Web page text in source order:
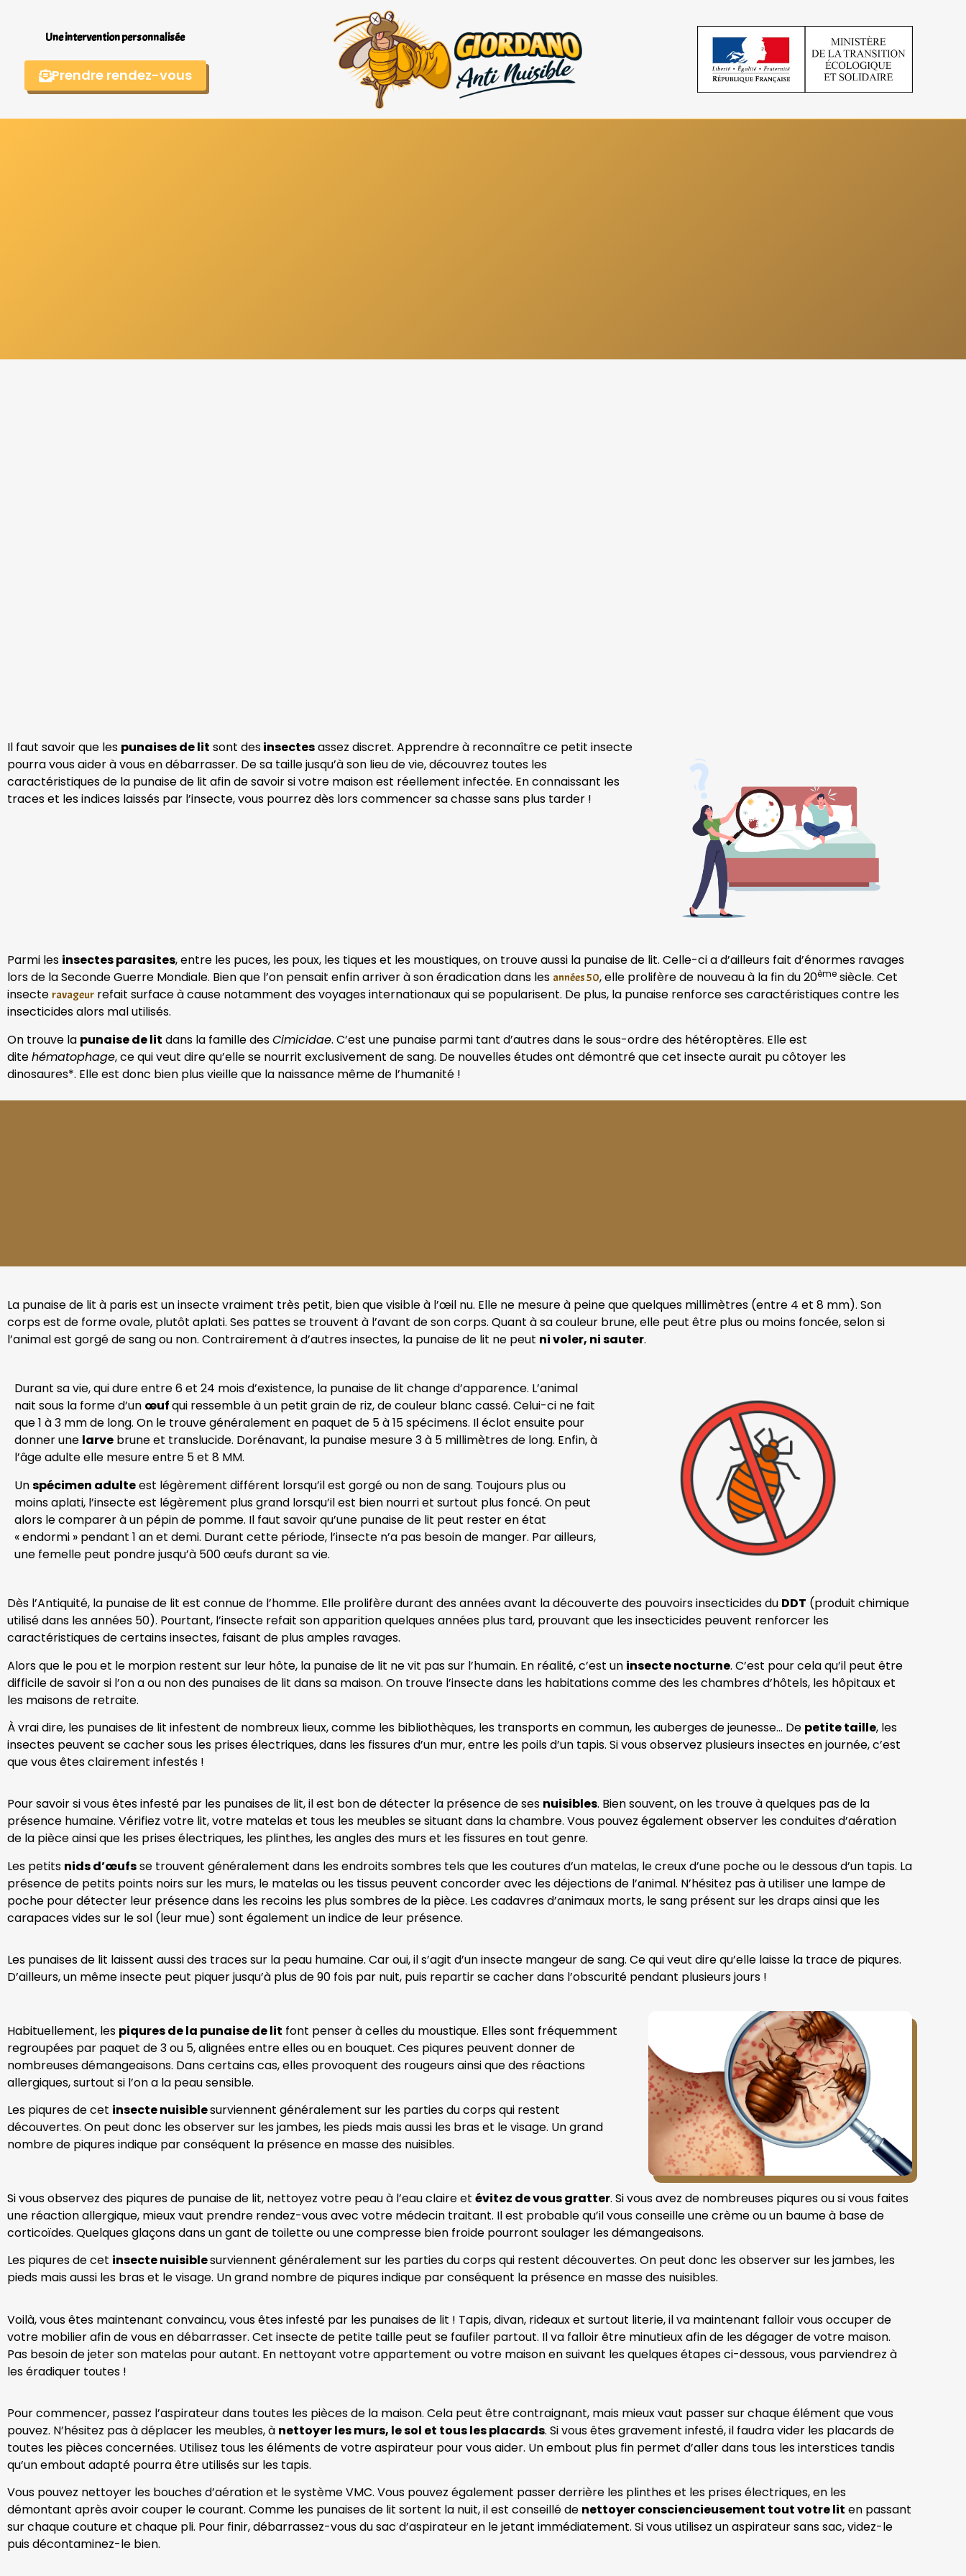
Une intervention personnalisée
Prendre rendez-vous
Il faut savoir que les punaises de lit sont desinsectesassez discret. Apprendre à reconnaître ce petit insecte
pourra vous aider à vous en débarrasser. De sa taille jusqu’à son lieu de vie, découvrez toutes les
caractéristiques de la punaise de lit afin de savoir si votre maison est réellement infectée. En connaissant les
traces et les indices laissés par l’insecte, vous pourrez dès lors commencer sa chasse sans plus tarder !
Parmi les insectes parasites, entre les puces, les poux, les tiques et les moustiques, on trouve aussi la punaise de lit. Celle-ci a d’ailleurs fait d’énormes ravages
lors de la Seconde Guerre Mondiale. Bien que l’on pensait enfin arriver à son éradication dans les années 50, elle prolifère de nouveau à la fin du 20ème siècle. Cet
insecte ravageur refait surface à cause notamment des voyages internationaux qui se popularisent. De plus, la punaise renforce ses caractéristiques contre les
insecticides alors mal utilisés.
On trouve la punaise de lit dans la famille desCimicidae. C’est une punaise parmi tant d’autres dans le sous-ordre des hétéroptères. Elle est
ditehématophage, ce qui veut dire qu’elle se nourrit exclusivement de sang. De nouvelles études ont démontré que cet insecte aurait pu côtoyer les
dinosaures*. Elle est donc bien plus vieille que la naissance même de l’humanité !
La punaise de lit à paris est un insecte vraiment très petit, bien que visible à l’œil nu. Elle ne mesure à peine que quelques millimètres (entre 4 et 8 mm). Son
corps est de forme ovale, plutôt aplati. Ses pattes se trouvent à l’avant de son corps. Quant à sa couleur brune, elle peut être plus ou moins foncée, selon si
l’animal est gorgé de sang ou non. Contrairement à d’autres insectes, la punaise de lit ne peut ni voler, ni sauter.
Durant sa vie, qui dure entre 6 et 24 mois d’existence, la punaise de lit change d’apparence. L’animal
nait sous la forme d’un œufqui ressemble à un petit grain de riz, de couleur blanc cassé. Celui-ci ne fait
que 1 à 3 mm de long. On le trouve généralement en paquet de 5 à 15 spécimens. Il éclot ensuite pour
donner une larve brune et translucide. Dorénavant, la punaise mesure 3 à 5 millimètres de long. Enfin, à
l’âge adulte elle mesure entre 5 et 8 MM.
Unspécimen adulteest légèrement différent lorsqu’il est gorgé ou non de sang. Toujours plus ou
moins aplati, l’insecte est légèrement plus grand lorsqu’il est bien nourri et surtout plus foncé. On peut
alors le comparer à un pépin de pomme. Il faut savoir qu’une punaise de lit peut rester en état
« endormi » pendant 1 an et demi. Durant cette période, l’insecte n’a pas besoin de manger. Par ailleurs,
une femelle peut pondre jusqu’à 500 œufs durant sa vie.
Dès l’Antiquité, la punaise de lit est connue de l’homme. Elle prolifère durant des années avant la découverte des pouvoirs insecticides du DDT (produit chimique
utilisé dans les années 50). Pourtant, l’insecte refait son apparition quelques années plus tard, prouvant que les insecticides peuvent renforcer les
caractéristiques de certains insectes, faisant de plus amples ravages.
Alors que le pou et le morpion restent sur leur hôte, la punaise de lit ne vit pas sur l’humain. En réalité, c’est un insecte nocturne. C’est pour cela qu’il peut être
difficile de savoir si l’on a ou non des punaises de lit dans sa maison. On trouve l’insecte dans les habitations comme des les chambres d’hôtels, les hôpitaux et
les maisons de retraite.
À vrai dire, les punaises de lit infestent de nombreux lieux, comme les bibliothèques, les transports en commun, les auberges de jeunesse… De petite taille, les
insectes peuvent se cacher sous les prises électriques, dans les fissures d’un mur, entre les poils d’un tapis. Si vous observez plusieurs insectes en journée, c’est
que vous êtes clairement infestés !
Pour savoir si vous êtes infesté par les punaises de lit, il est bon de détecter la présence de ses nuisibles. Bien souvent, on les trouve à quelques pas de la
présence humaine. Vérifiez votre lit, votre matelas et tous les meubles se situant dans la chambre. Vous pouvez également observer les conduites d’aération
de la pièce ainsi que les prises électriques, les plinthes, les angles des murs et les fissures en tout genre.
Les petits nids d’œufsse trouvent généralement dans les endroits sombres tels que les coutures d’un matelas, le creux d’une poche ou le dessous d’un tapis. La
présence de petits points noirs sur les murs, le matelas ou les tissus peuvent concorder avec les déjections de l’animal. N’hésitez pas à utiliser une lampe de
poche pour détecter leur présence dans les recoins les plus sombres de la pièce. Les cadavres d’animaux morts, le sang présent sur les draps ainsi que les
carapaces vides sur le sol (leur mue) sont également un indice de leur présence.
Les punaises de lit laissent aussi des traces sur la peau humaine. Car oui, il s’agit d’un insecte mangeur de sang. Ce qui veut dire qu’elle laisse la trace de piqures.
D’ailleurs, un même insecte peut piquer jusqu’à plus de 90 fois par nuit, puis repartir se cacher dans l’obscurité pendant plusieurs jours !
Habituellement, les piqures de la punaise de lit font penser à celles du moustique. Elles sont fréquemment
regroupées par paquet de 3 ou 5, alignées entre elles ou en bouquet. Ces piqures peuvent donner de
nombreuses démangeaisons. Dans certains cas, elles provoquent des rougeurs ainsi que des réactions
allergiques, surtout si l’on a la peau sensible.
Les piqures de cet insecte nuisiblesurviennent généralement sur les parties du corps qui restent
découvertes. On peut donc les observer sur les jambes, les pieds mais aussi les bras et le visage. Un grand
nombre de piqures indique par conséquent la présence en masse des nuisibles.
Si vous observez des piqures de punaise de lit, nettoyez votre peau à l’eau claire et évitez de vous gratter. Si vous avez de nombreuses piqures ou si vous faites
une réaction allergique, mieux vaut prendre rendez-vous avec votre médecin traitant. Il est probable qu’il vous conseille une crème ou un baume à base de
corticoïdes. Quelques glaçons dans un gant de toilette ou une compresse bien froide pourront soulager les démangeaisons.
Les piqures de cet insecte nuisiblesurviennent généralement sur les parties du corps qui restent découvertes. On peut donc les observer sur les jambes, les
pieds mais aussi les bras et le visage. Un grand nombre de piqures indique par conséquent la présence en masse des nuisibles.
Voilà, vous êtes maintenant convaincu, vous êtes infesté par les punaises de lit ! Tapis, divan, rideaux et surtout literie, il va maintenant falloir vous occuper de
votre mobilier afin de vous en débarrasser. Cet insecte de petite taille peut se faufiler partout. Il va falloir être minutieux afin de les dégager de votre maison.
Pas besoin de jeter son matelas pour autant. En nettoyant votre appartement ou votre maison en suivant les quelques étapes ci-dessous, vous parviendrez à
les éradiquer toutes !
Pour commencer, passez l’aspirateur dans toutes les pièces de la maison. Cela peut être contraignant, mais mieux vaut passer sur chaque élément que vous
pouvez. N’hésitez pas à déplacer les meubles, à nettoyer les murs, le sol et tous les placards. Si vous êtes gravement infesté, il faudra vider les placards de
toutes les pièces concernées. Utilisez tous les éléments de votre aspirateur pour vous aider. Un embout plus fin permet d’aller dans tous les interstices tandis
qu’un embout adapté pourra être utilisés sur les tapis.
Vous pouvez nettoyer les bouches d’aération et le système VMC. Vous pouvez également passer derrière les plinthes et les prises électriques, en les
démontant après avoir couper le courant. Comme les punaises de lit sortent la nuit, il est conseillé de nettoyer consciencieusement tout votre lit en passant
sur chaque couture et chaque pli. Pour finir, débarrassez-vous du sac d’aspirateur en le jetant immédiatement. Si vous utilisez un aspirateur sans sac, videz-le
puis décontaminez-le bien.